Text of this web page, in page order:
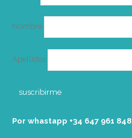
Nombre
Apellidos
Por whastapp +34 ‭647 961 848‬